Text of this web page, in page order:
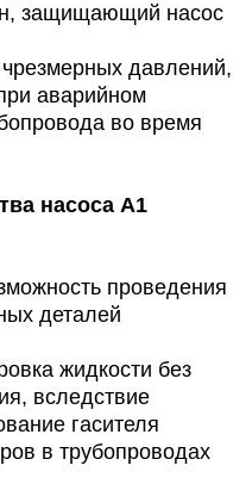
защищающий насос
давлений,
аварийном
во время
насоса А1
проведения
деталей
жидкости без
вследствие
гасителя
в трубопроводах